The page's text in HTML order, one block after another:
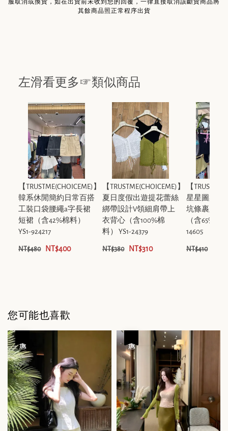
服取消或換貨，如在出貨前未收到您的回覆，一律直接取消該斷貨商品將
其餘商品照正常程序出貨
左滑看更多☞類似商品
【TRUSTME(CHOICEME)】
韓系休閒簡約日常百搭
工裝口袋腰繩a字長裙
短裙（含42%棉料）
YS1-924217
NT$480 NT$400
【TRUSTME(CHOICEME)】
夏日度假出遊提花蕾絲
綁帶設計V領細肩帶上
衣背心（含100%棉
料） YS1-24379
NT$380 NT$310
【
星星圖案提
坑條裹胸上
（含65%棉
14605
NT$410
您可能也喜歡